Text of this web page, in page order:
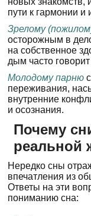
пути к гармонии
Зрелому
осторожным в
на собственное
дым часто
Молодому парню
переживания,
внутренние
и осознания.
Почему
реальной
Нередко сны
впечатления из
Ответы на эти
пониманию сна: